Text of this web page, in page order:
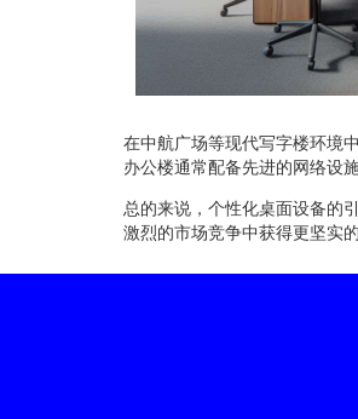
在中航广场等现代写字楼环境
办公楼通常配备先进的网络设
总的来说，个性化桌面设备的
激烈的市场竞争中获得更坚实